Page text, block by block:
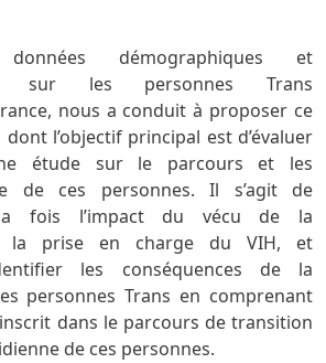
démographiques et
sur les personnes Trans
nous a conduit à proposer ce
l’objectif principal est d’évaluer
étude sur le parcours et les
de ces personnes. Il s’agit de
fois l’impact du vécu de la
la prise en charge du VIH, et
les conséquences de la
personnes Trans en comprenant
dans le parcours de transition
de ces personnes.